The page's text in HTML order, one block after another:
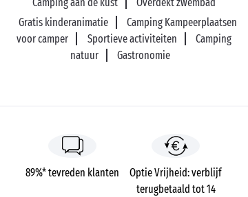
Gratis kinderanimatie
Camping Kampeerplaatsen
voor camper
Sportieve activiteiten
Camping
natuur
Gastronomie
89%* tevreden klanten
Optie Vrijheid: verblijf
terugbetaald tot 14